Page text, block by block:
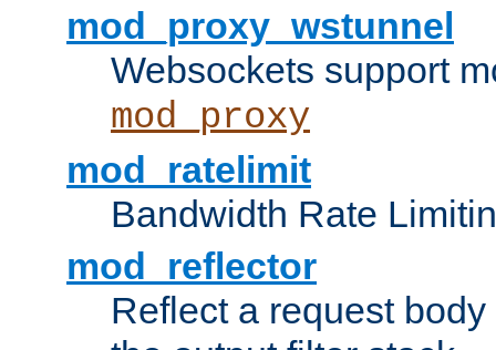
mod_proxy_wstunnel
Websockets support
mod_proxy
mod_ratelimit
Bandwidth Rate
mod_reflector
Reflect a request